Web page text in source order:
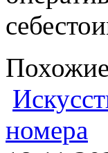
номера